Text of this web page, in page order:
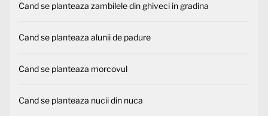
Cand se planteaza zambilele din ghiveci in gradina
Cand se planteaza alunii de padure
Cand se planteaza morcovul
Cand se planteaza nucii din nuca